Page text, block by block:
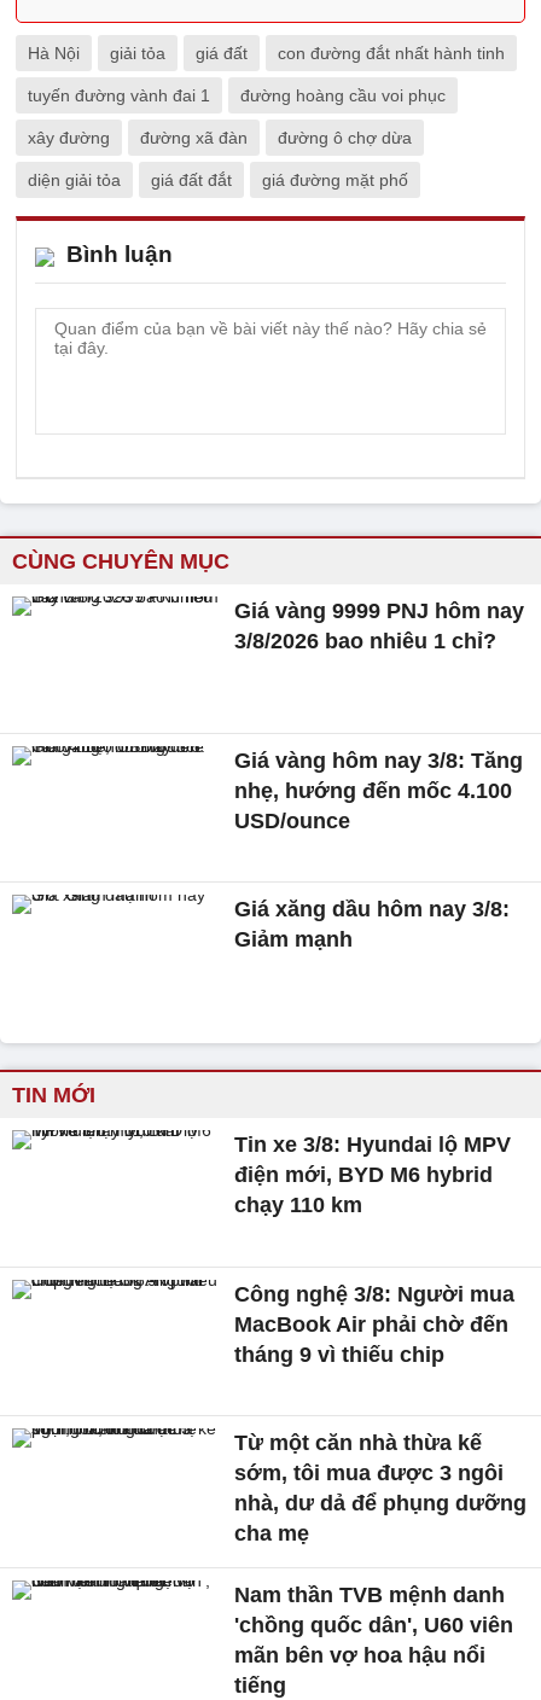
Hà Nội giải tỏa giá đất con đường đắt nhất hành tinh
tuyến đường vành đai 1 đường hoàng cầu voi phục
xây đường đường xã đàn đường ô chợ dừa
diện giải tỏa giá đất đắt giá đường mặt phố
Bình luận
CÙNG CHUYÊN MỤC
Giá vàng 9999 PNJ hôm nay
3/8/2026 bao nhiêu 1 chỉ?
Giá vàng hôm nay 3/8: Tăng
nhẹ, hướng đến mốc 4.100
USD/ounce
Giá xăng dầu hôm nay 3/8:
Giảm mạnh
TIN MỚI
Tin xe 3/8: Hyundai lộ MPV
điện mới, BYD M6 hybrid
chạy 110 km
Công nghệ 3/8: Người mua
MacBook Air phải chờ đến
tháng 9 vì thiếu chip
Từ một căn nhà thừa kế
sớm, tôi mua được 3 ngôi
nhà, dư dả để phụng dưỡng
cha mẹ
Nam thần TVB mệnh danh
'chồng quốc dân', U60 viên
mãn bên vợ hoa hậu nổi
tiếng